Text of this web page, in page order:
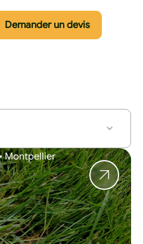
Demander un devis
Montpellier